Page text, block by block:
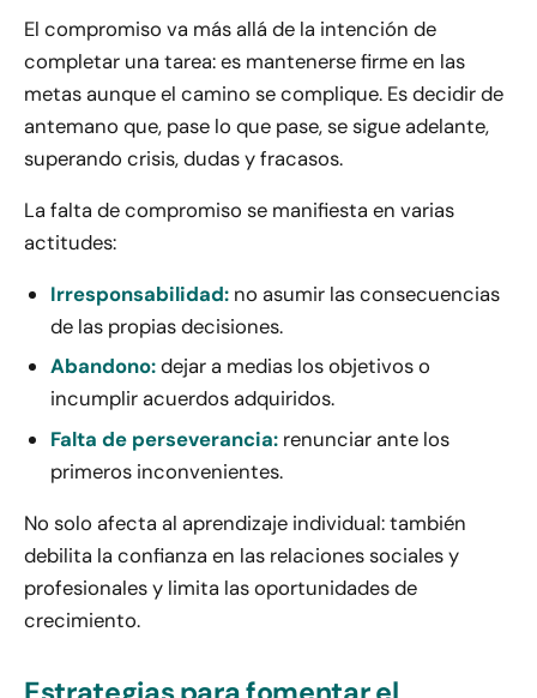
El compromiso va más allá de la intención de
completar una tarea: es mantenerse firme en las
metas aunque el camino se complique. Es decidir de
antemano que, pase lo que pase, se sigue adelante,
superando crisis, dudas y fracasos.
La falta de compromiso se manifiesta en varias
actitudes:
Irresponsabilidad: no asumir las consecuencias
de las propias decisiones.
Abandono:dejar a medias los objetivos o
incumplir acuerdos adquiridos.
Falta de perseverancia: renunciar ante los
primeros inconvenientes.
No solo afecta al aprendizaje individual: también
debilita la confianza en las relaciones sociales y
profesionales y limita las oportunidades de
crecimiento.